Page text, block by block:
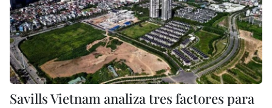
Savills Vietnam analiza tres factores para